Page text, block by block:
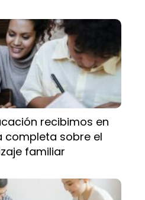
recibimos en
completa sobre el
familiar